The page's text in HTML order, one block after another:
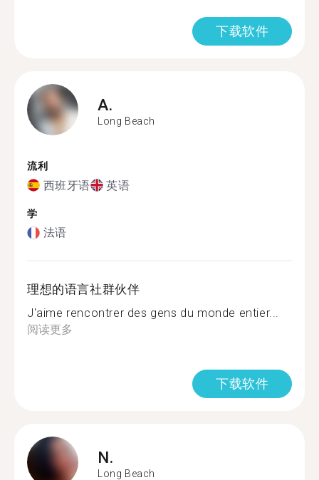
下载软件
A.
Long Beach
流利
西班牙语 英语
学
法语
理想的语言社群伙伴
J'aime rencontrer des gens du monde entier...
阅读更多
下载软件
N.
Long Beach